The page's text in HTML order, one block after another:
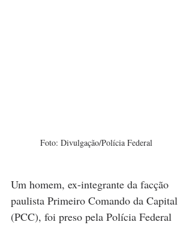
Foto: Divulgação/Polícia Federal
Um homem, ex-integrante da facção
paulista Primeiro Comando da Capital
(PCC), foi preso pela Polícia Federal